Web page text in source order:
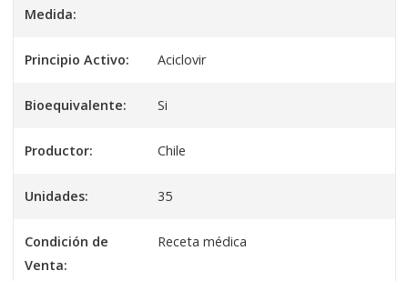
Medida:
Principio Activo: Aciclovir
Bioequivalente: Si
Productor: Chile
Unidades: 35
Condición de
Venta:
Receta médica